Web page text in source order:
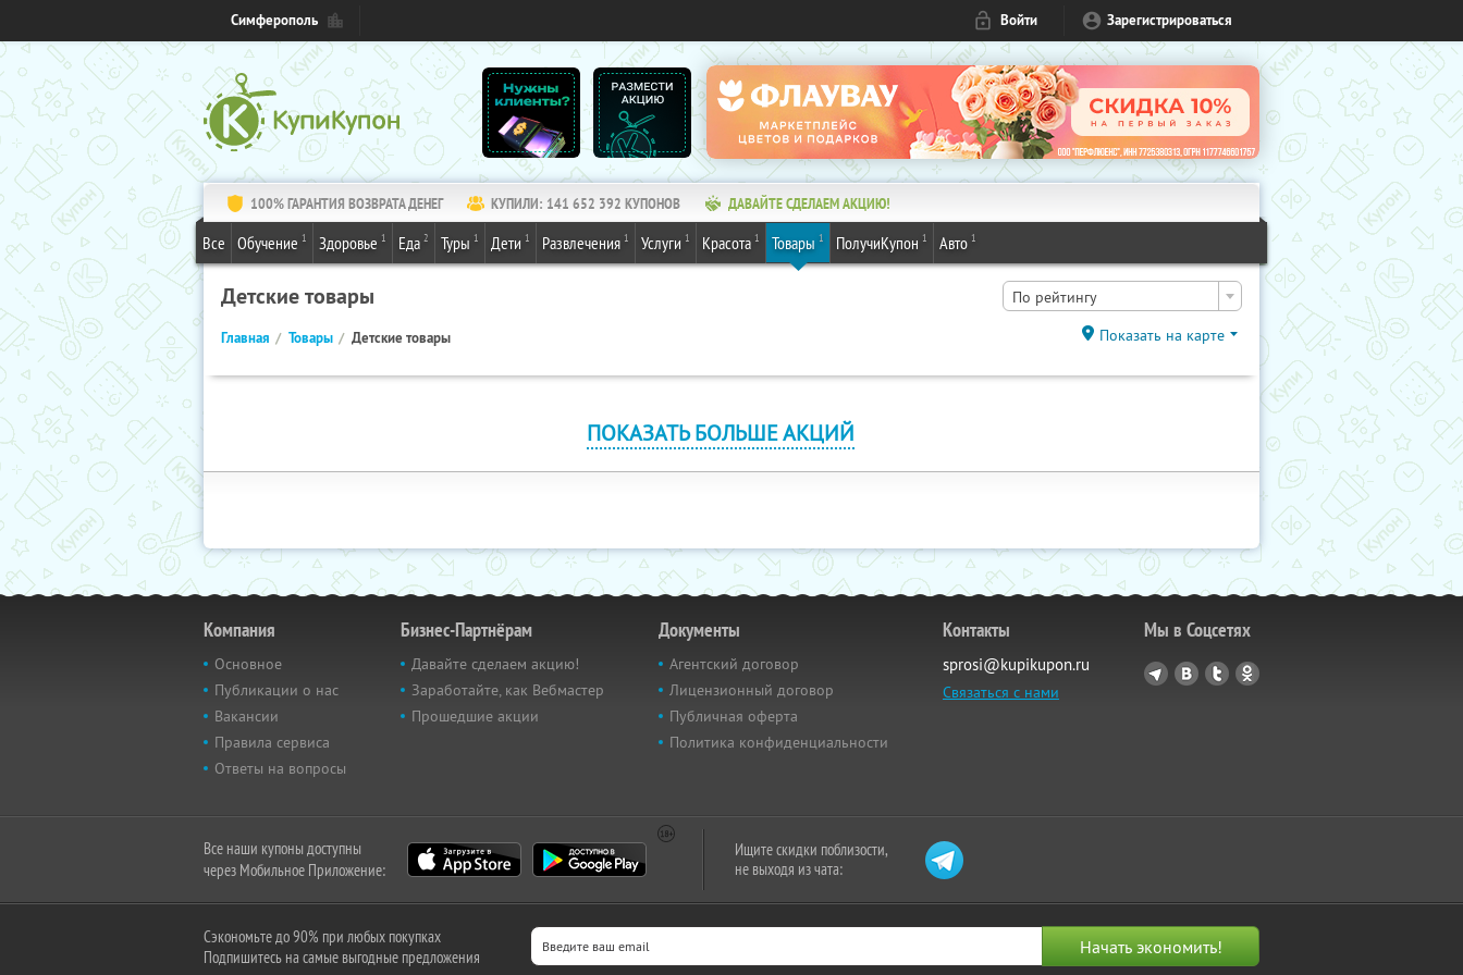
Симферополь Войти Зарегистрироваться
100% ГАРАНТИЯ ВОЗВРАТА ДЕНЕГ КУПИЛИ: 141 652 392 КУПОНОВ ДАВАЙТЕ СДЕЛАЕМ АКЦИЮ!
Все Обучение 1 Здоровье 1 Еда 2 Туры 1 Дети 1 Развлечения 1 Услуги 1 Красота 1 Товары 1 ПолучиКупон 1 Авто 1
Детские товары По рейтингу
Главная Товары Детские товары Показать на карте
ПОКАЗАТЬ БОЛЬШЕ АКЦИЙ
Компания
Основное
Публикации о нас
Вакансии
Правила сервиса
Ответы на вопросы
Бизнес-Партнёрам
Давайте сделаем акцию!
Заработайте, как Вебмастер
Прошедшие акции
Документы
Агентский договор
Лицензионный договор
Публичная оферта
Политика конфиденциальности
Контакты
sprosi@kupikupon.ru
Связаться с нами
Мы в Соцсетях
Все наши купоны доступны
через Мобильное Приложение:
Ищите скидки поблизости,
не выходя из чата:
Сэкономьте до 90% при любых покупках
Подпишитесь на самые выгодные предложения